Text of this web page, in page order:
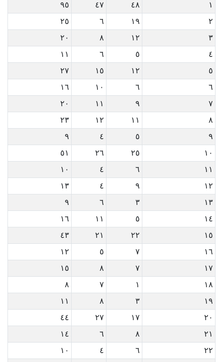
١
٤٨ ٤٧
٩٥
٢
١٩ ٦
٢٥
٣
١٢ ٨
٢٠
٤
٥ ٦
١١
٥
١٢ ١٥
٢٧
٦
٦ ١٠
١٦
٧
٩ ١١
٢٠
٨
١١ ١٢
٢٣
٩
٥ ٤
٩
١٠
٢٥ ٢٦
٥١
١١
٦ ٤
١٠
١٢
٩ ٤
١٣
١٣
٣ ٦
٩
١٤
٥ ١١
١٦
١٥
٢٢ ٢١
٤٣
١٦
٧ ٥
١٢
١٧
٧ ٨
١٥
١٨
١ ٧
٨
١٩
٣ ٨
١١
٢٠
١٧ ٢٧
٤٤
٢١
٨ ٦
١٤
٢٢
٦ ٤
١٠